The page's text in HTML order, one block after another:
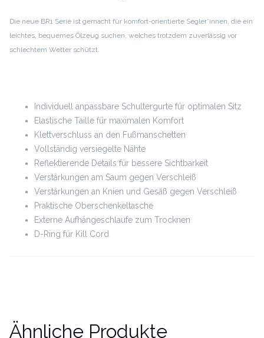
Die neue BR1 Serie ist gemacht für komfort-orientierte Segler*innen, die ein
leichtes, bequemes Ölzeug suchen, welches trotzdem zuverlässig vor
schlechtem Wetter schützt.
Individuell anpassbare Schultergurte für optimalen Sitz
Elastische Taille für maximalen Komfort
Klettverschluss an den Fußmanschetten
Vollständig versiegelte Nähte
Reflektierende Details für bessere Sichtbarkeit
Verstärkungen am Saum gegen Verschleiß
Verstärkungen an Knien und Gesäß gegen Verschleiß
Praktische Oberschenkeltasche
Externe Aufhängeschlaufe zum Trocknen
D-Ring für Kill Cord
Ähnliche Produkte